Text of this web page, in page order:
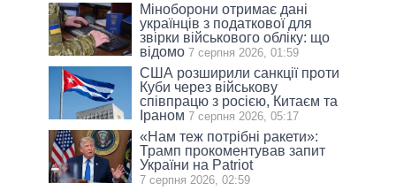
Міноборони отримає дані
українців з податкової для
звірки військового обліку: що
відомо 7 серпня 2026, 01:59
США розширили санкції проти
Куби через військову
співпрацю з росією, Китаєм та
Іраном 7 серпня 2026, 05:17
«Нам теж потрібні ракети»:
Трамп прокоментував запит
України на Patriot
7 серпня 2026, 02:59